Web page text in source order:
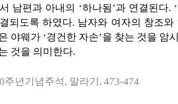
남편과 아내의 ‘하나됨’과 연결된다
되도록 하였다. 남자와 여자의 창조
야웨가 ‘경건한 자손’을 찾는 것을
것을 의미한다.
주년기념주석, 말라기, 473-474